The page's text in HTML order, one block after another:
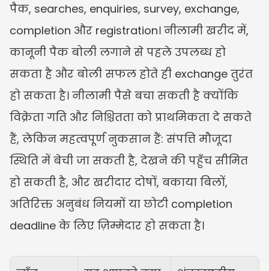
पैक, searches, enquiries, survey, exchange,
completion और registration। नीलामी खरीद में,
कानूनी पैक बोली लगाने से पहले उपलब्ध हो
सकता है और बोली सफल होते ही exchange तुरंत
हो सकता है। नीलामी पैसे बचा सकती है क्योंकि
विक्रेता गति और निश्चितता को प्राथमिकता दे सकते
हैं, लेकिन महत्वपूर्ण नुकसान हैं: संपत्ति मौजूदा
स्थिति में बेची जा सकती है, देखने की पहुँच सीमित
हो सकती है, और खरीदार दोषों, बकाया बिलों,
अतिरिक्त अनुबंध नियमों या छोटी completion
deadline के लिए ज़िम्मेदार हो सकता है।